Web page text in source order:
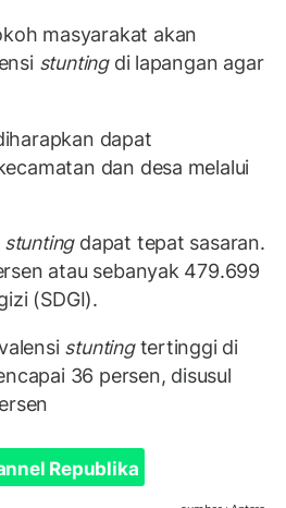
masyarakat akan
stuntingdi lapangan agar
dapat
dan desa melalui
stuntingdapat tepat sasaran.
atau sebanyak 479.699
(SDGI).
stuntingtertinggi di
36 persen, disusul
Republika